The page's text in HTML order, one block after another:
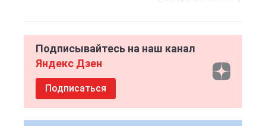
Подписывайтесь на наш канал
Яндекс Дзен
Подписаться